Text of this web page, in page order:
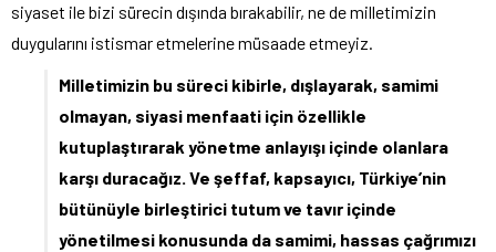
siyaset ile bizi sürecin dışında bırakabilir, ne de milletimizin
duygularını istismar etmelerine müsaade etmeyiz.
Milletimizin bu süreci kibirle, dışlayarak, samimi
olmayan, siyasi menfaati için özellikle
kutuplaştırarak yönetme anlayışı içinde olanlara
karşı duracağız. Ve şeffaf, kapsayıcı, Türkiye’nin
bütünüyle birleştirici tutum ve tavır içinde
yönetilmesi konusunda da samimi, hassas çağrımızı